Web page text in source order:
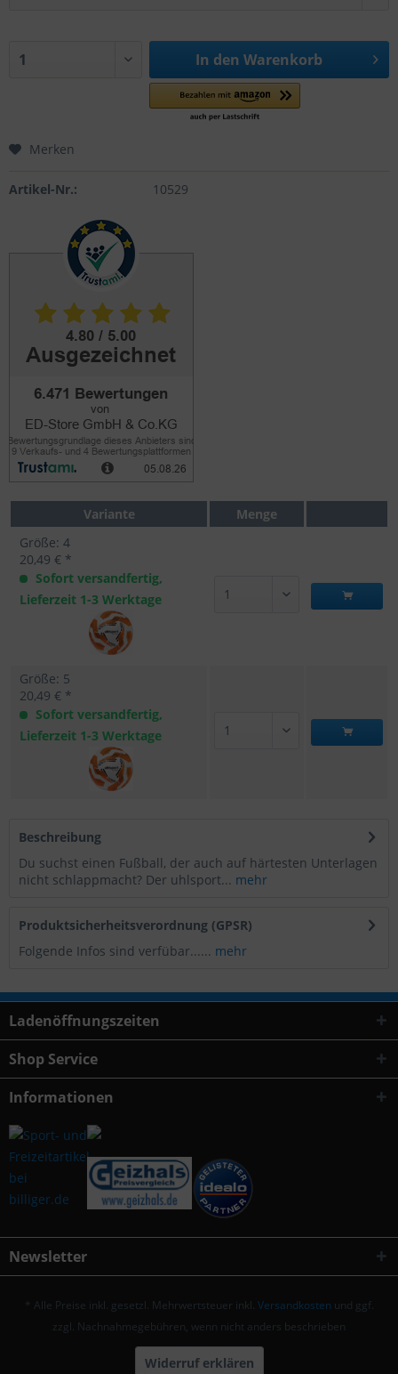
In den Warenkorb
Merken
Artikel-Nr.: 10529
Variante
Menge
Größe: 4
20,49 € *
Sofort versandfertig,
Lieferzeit 1-3 Werktage
Größe: 5
20,49 € *
Sofort versandfertig,
Lieferzeit 1-3 Werktage
Beschreibung
Du suchst einen Fußball, der auch auf härtesten Unterlagen
nicht schlappmacht? Der uhlsport... mehr
Produktsicherheitsverordnung (GPSR)
Folgende Infos sind verfübar...... mehr
Ladenöffnungszeiten
Shop Service
Informationen
Newsletter
* Alle Preise inkl. gesetzl. Mehrwertsteuer inkl. Versandkosten und ggf.
zzgl. Nachnahmegebühren, wenn nicht anders beschrieben
Widerruf erklären